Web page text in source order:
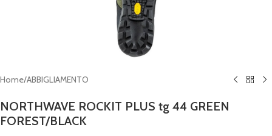
Home/ABBIGLIAMENTO
NORTHWAVE ROCKIT PLUS tg 44 GREEN
FOREST/BLACK